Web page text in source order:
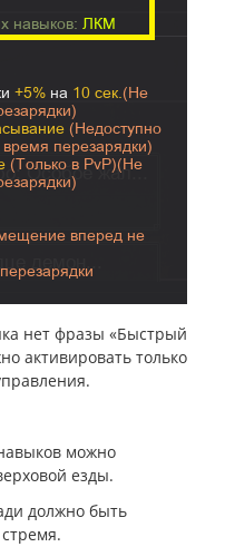
нет фразы «Быстрый
активировать только
можно
езды.
должно быть